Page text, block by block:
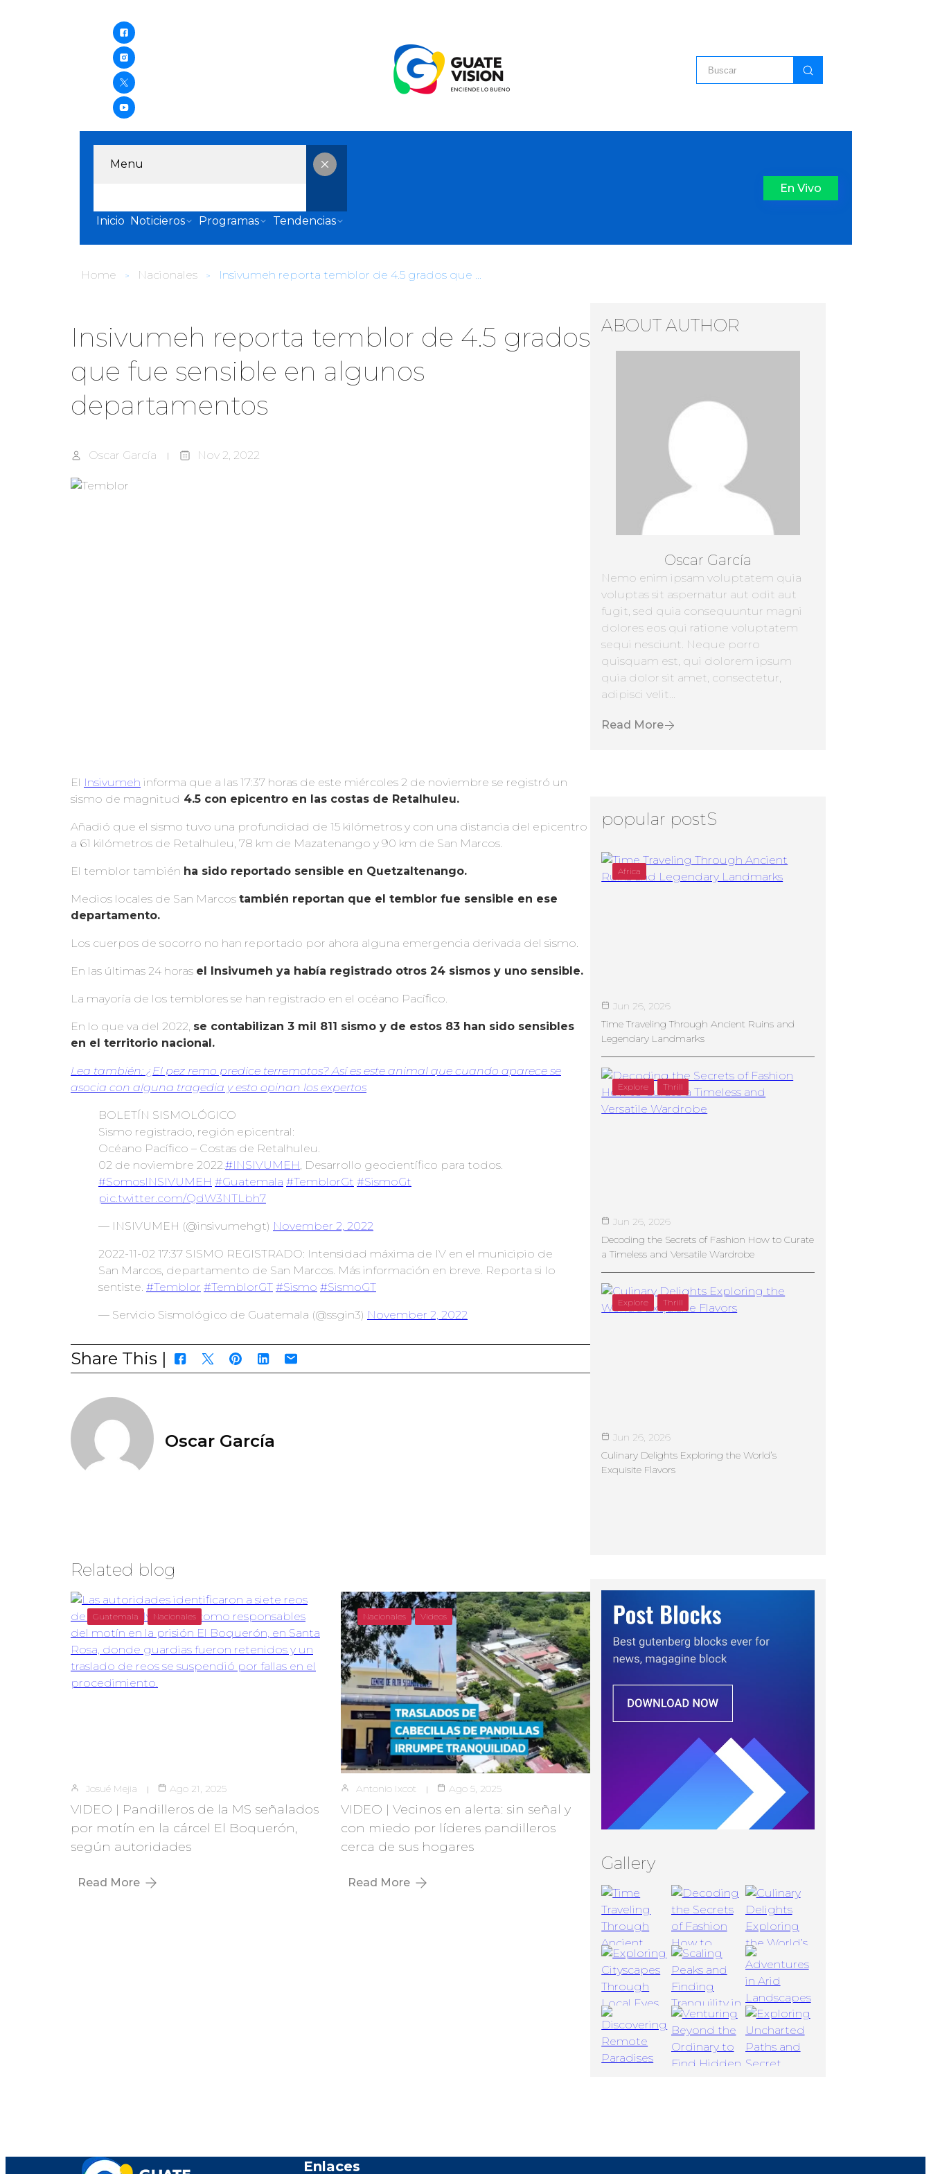
Menu
Inicio Noticieros Programas Tendencias
En Vivo
Home Nacionales Insivumeh reporta temblor de 4.5 grados que fue sensible en algunos departamentos
Insivumeh reporta temblor de 4.5 grados
que fue sensible en algunos
departamentos
Oscar García Nov 2, 2022
El Insivumeh informa que a las 17:37 horas de este miércoles 2 de noviembre se registró un
sismo de magnitud 4.5 con epicentro en las costas de Retalhuleu.
Añadió que el sismo tuvo una profundidad de 15 kilómetros y con una distancia del epicentro
a 61 kilómetros de Retalhuleu, 78 km de Mazatenango y 90 km de San Marcos.
El temblor también ha sido reportado sensible en Quetzaltenango.
Medios locales de San Marcos también reportan que el temblor fue sensible en ese
departamento.
Los cuerpos de socorro no han reportado por ahora alguna emergencia derivada del sismo.
En las últimas 24 horas el Insivumeh ya había registrado otros 24 sismos y uno sensible.
La mayoría de los temblores se han registrado en el océano Pacífico.
En lo que va del 2022, se contabilizan 3 mil 811 sismo y de estos 83 han sido sensibles
en el territorio nacional.
Lea también: ¿El pez remo predice terremotos? Así es este animal que cuando aparece se
asocia con alguna tragedia y esto opinan los expertos
BOLETÍN SISMOLÓGICO
Sismo registrado, región epicentral:
Océano Pacífico – Costas de Retalhuleu.
02 de noviembre 2022.#INSIVUMEH, Desarrollo geocientífico para todos.
#SomosINSIVUMEH #Guatemala #TemblorGt #SismoGt
pic.twitter.com/QdW3NTLbh7
— INSIVUMEH (@insivumehgt) November 2, 2022
2022-11-02 17:37 SISMO REGISTRADO: Intensidad máxima de IV en el municipio de
San Marcos, departamento de San Marcos. Más información en breve. Reporta si lo
sentiste. #Temblor #TemblorGT #Sismo #SismoGT
— Servicio Sismológico de Guatemala (@ssgin3) November 2, 2022
Share This |
Oscar García
Related blog
Guatemala Nacionales
Josué Mejia Ago 21, 2025
VIDEO | Pandilleros de la MS señalados
por motín en la cárcel El Boquerón,
según autoridades
Read More
Nacionales Videos
Antonio Ixcot Ago 5, 2025
VIDEO | Vecinos en alerta: sin señal y
con miedo por líderes pandilleros
cerca de sus hogares
Read More
ABOUT AUTHOR
Oscar García
Nemo enim ipsam voluptatem quia
voluptas sit aspernatur aut odit aut
fugit, sed quia consequuntur magni
dolores eos qui ratione voluptatem
sequi nesciunt. Neque porro
quisquam est, qui dolorem ipsum
quia dolor sit amet, consectetur,
adipisci velit...
Read More
popular postS
Africa
Jun 26, 2026
Time Traveling Through Ancient Ruins and
Legendary Landmarks
Explore Thrill
Jun 26, 2026
Decoding the Secrets of Fashion How to Curate
a Timeless and Versatile Wardrobe
Explore Thrill
Jun 26, 2026
Culinary Delights Exploring the World’s
Exquisite Flavors
Gallery
Enlaces